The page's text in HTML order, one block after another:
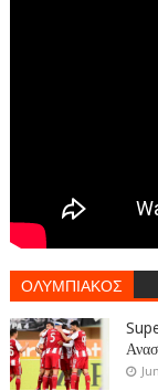
ΟΛΥΜΠΙΑΚΟΣ